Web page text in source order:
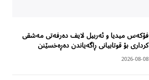
فۆکەس میدیا و ئەربیل لایف دەرفەتی مەشقی
کرداری بۆ قوتابیانی ڕاگەیاندن دەڕەخسێنن
2026-08-08